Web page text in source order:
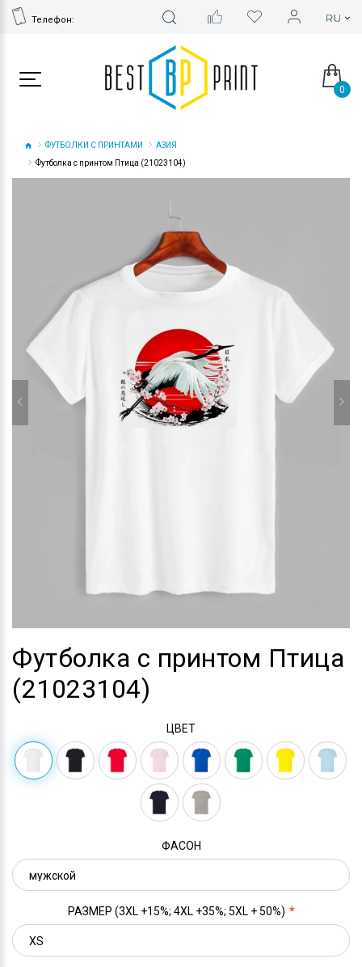
Телефон:
0
ФУТБОЛКИ С ПРИНТАМИ
АЗИЯ
Футболка с принтом Птица (21023104)
Футболка с принтом Птица
(21023104)
ЦВЕТ
ФАСОН
РАЗМЕР (3XL +15%; 4XL +35%; 5XL + 50%)